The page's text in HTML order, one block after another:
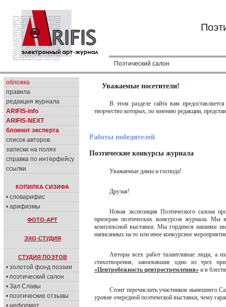
Поэтический салон
обложка
правила
редакция журнала
ARIFIS-info
ARIFIS-NEXT
блокнот эксперта
список авторов
записки на полях
справка по интерфейсу
ссылки
КОПИЛКА СИЗИФА
• словарифис
• арифизмы
ФОТО-АРТ
ЭХО-СТУДИЯ
СТУДИЯ ПОЭТОВ
• золотой фонд поэзии
• поэтический салон
• Зал Славы
• поэтические отзывы
• неформат
Уважаемые посетители!
В этом разделе сайта вам
творчество которых, по мнению редакции,
Работы победителей
Поэтические конкурсы журнала
Уважаемые дамы и господа!
Друзья!
Новая экспозиция Поэтического салона
призерам поэтических конкурсов журнала.
комплексной выставки. Мы гордимся нашими
написанных на то или иное конкурсное
Авторы всех работ талантливые люди, а
стихотворения, завоевавшие одно из трех
«Центробежность центростремления» и в
Стоит перечислить участников нынешнего
уровне очередной поэтической выставки, чему